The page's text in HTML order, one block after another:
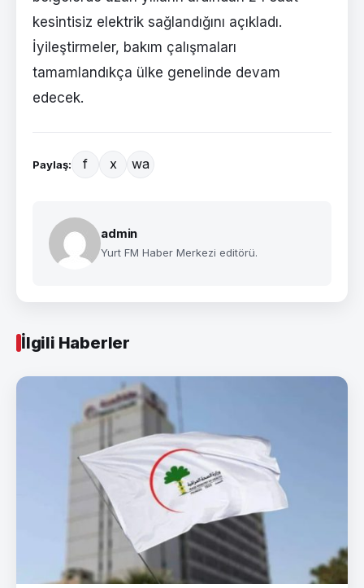
kesintisiz elektrik sağlandığını açıkladı.
İyileştirmeler, bakım çalışmaları
tamamlandıkça ülke genelinde devam
edecek.
Paylaş: f x wa
admin
Yurt FM Haber Merkezi editörü.
İlgili Haberler